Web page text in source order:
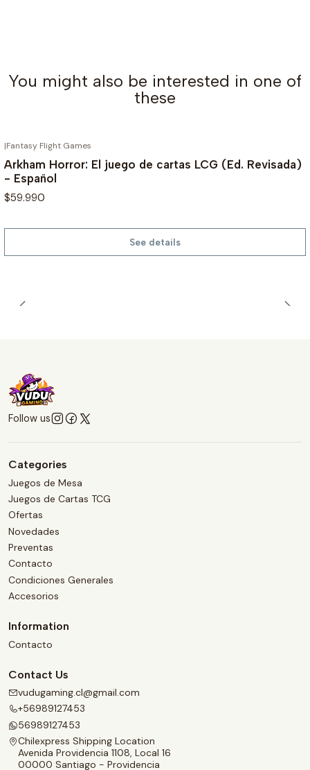
You might also be interested in one of
these
|Fantasy Flight Games
Arkham Horror: El juego de cartas LCG (Ed. Revisada)
- Español
$59.990
See details
Follow us
Categories
Juegos de Mesa
Juegos de Cartas TCG
Ofertas
Novedades
Preventas
Contacto
Condiciones Generales
Accesorios
Information
Contacto
Contact Us
vudugaming.cl@gmail.com
+56989127453
56989127453
Chilexpress Shipping Location
Avenida Providencia 1108, Local 16
00000 Santiago - Providencia